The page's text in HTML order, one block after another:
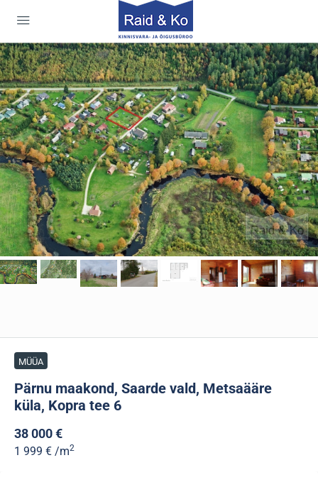
MÜÜA
Pärnu maakond, Saarde vald, Metsaääre
küla, Kopra tee 6
38 000 €
1 999 € /m2